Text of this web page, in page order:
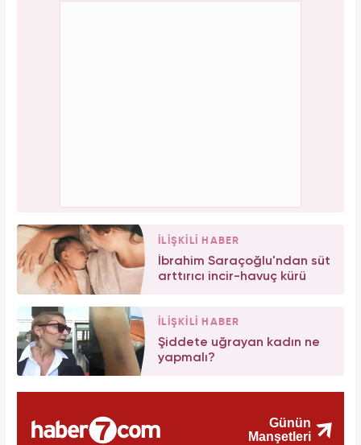
İLİŞKİLİ HABER
İbrahim Saraçoğlu'ndan süt
arttırıcı incir-havuç kürü
İLİŞKİLİ HABER
Şiddete uğrayan kadın ne
yapmalı?